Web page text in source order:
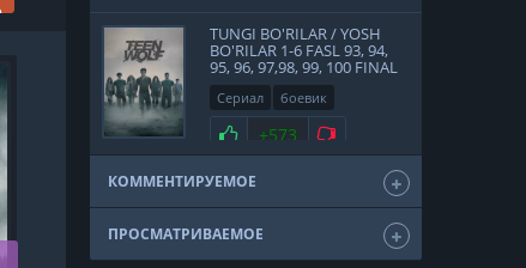
TUNGI BO'RILAR / YOSH
BO'RILAR 1-6 FASL 93, 94,
95, 96, 97,98, 99, 100 FINAL
QISMLAR UZBEK TILIDA
Сериал
боевик
мелодрама
драма
2011
Нравится
+573 Не нравится
КОММЕНТИРУЕМОЕ
ПРОСМАТРИВАЕМОЕ